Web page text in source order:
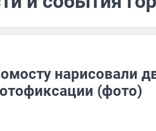
нарисовали
(фото)